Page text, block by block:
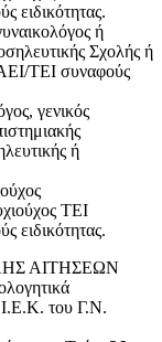
ειδικότητας.
ή
Σχολής ή
ΤΕΙ συναφούς
γενικός
ή
ΤΕΙ
ειδικότητας.
ΑΙΤΗΣΕΩΝ
του Γ.Ν.